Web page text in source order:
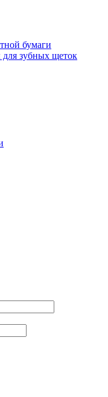
бумаги
для зубных щеток